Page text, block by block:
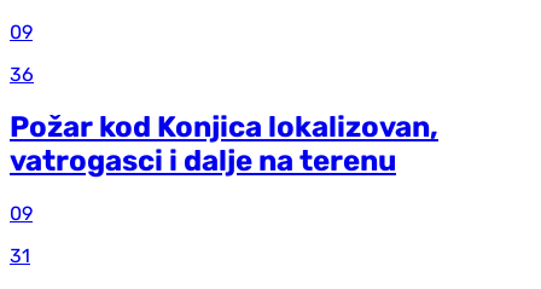
09
36
Požar kod Konjica lokalizovan,
vatrogasci i dalje na terenu
09
31